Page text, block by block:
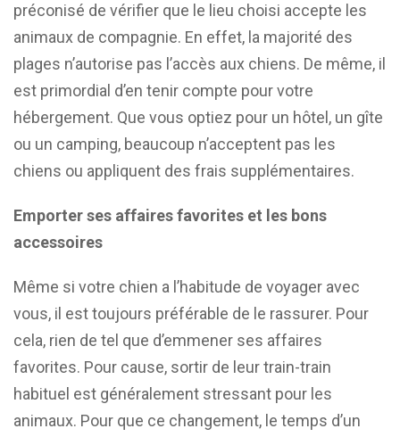
préconisé de vérifier que le lieu choisi accepte les
animaux de compagnie. En effet, la majorité des
plages n’autorise pas l’accès aux chiens. De même, il
est primordial d’en tenir compte pour votre
hébergement. Que vous optiez pour un hôtel, un gîte
ou un camping, beaucoup n’acceptent pas les
chiens ou appliquent des frais supplémentaires.
Emporter ses affaires favorites et les bons
accessoires
Même si votre chien a l’habitude de voyager avec
vous, il est toujours préférable de le rassurer. Pour
cela, rien de tel que d’emmener ses affaires
favorites. Pour cause, sortir de leur train-train
habituel est généralement stressant pour les
animaux. Pour que ce changement, le temps d’un